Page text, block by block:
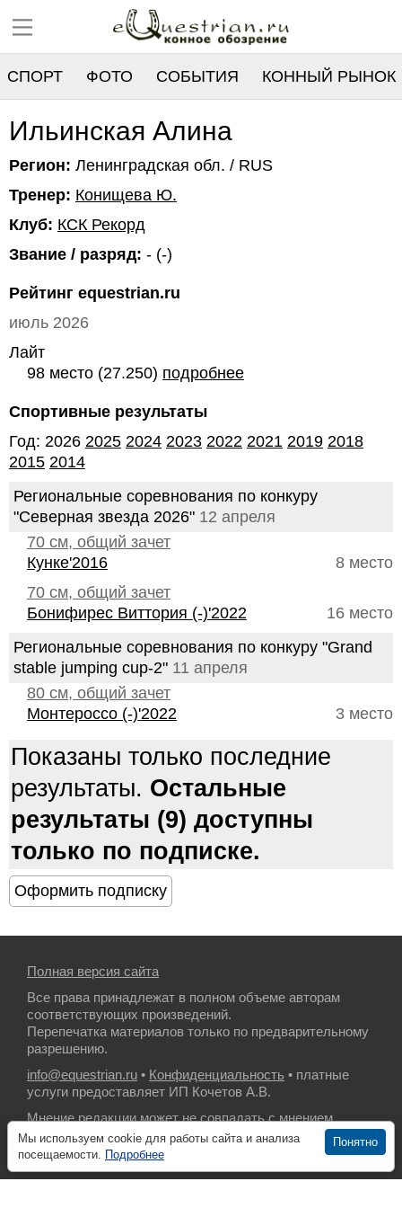
СПОРТ ФОТО СОБЫТИЯ КОННЫЙ РЫНОК
РЕЕСТР
Ильинская Алина
Регион: Ленинградская обл. / RUS
Тренер: Конищева Ю.
Клуб: КСК Рекорд
Звание / разряд: - (-)
Рейтинг equestrian.ru
июль 2026
Лайт
98 место (27.250) подробнее
Спортивные результаты
Год: 2026 2025 2024 2023 2022 2021 2019 2018
2015 2014
Региональные соревнования по конкуру
"Северная звезда 2026" 12 апреля
70 см, общий зачет
8 место
Кунке'2016
70 см, общий зачет
16 место
Бонифирес Виттория (-)'2022
Региональные соревнования по конкуру "Grand
stable jumping cup-2" 11 апреля
80 см, общий зачет
3 место
Монтероссо (-)'2022
Показаны только последние
результаты. Остальные
результаты (9) доступны
только по подписке.
Полная версия сайта
Все права принадлежат в полном объеме авторам
соответствующих произведений.
Перепечатка материалов только по предварительному
разрешению.
info@equestrian.ru • Конфиденциальность • платные
услуги предоставляет ИП Кочетов А.В.
Мнение редакции может не совпадать с мнением
авторов.
Понятно
Мы используем cookie для работы сайта и анализа
посещаемости. Подробнее